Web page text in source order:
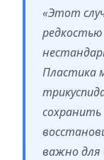
«Этот
редкостью
Пластика
важно для